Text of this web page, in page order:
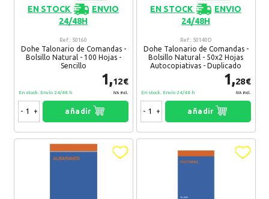
EN STOCK
ENVIO
24/48H
Ref.: 50160
Dohe Talonario de Comandas -
Bolsillo Natural - 100 Hojas -
Sencillo
1,12€
IVA Incl.
En stock. Envío 24/48 h
- + añadir
EN STOCK
ENVIO
24/48H
Ref.: 50140D
Dohe Talonario de Comandas -
Bolsillo Natural - 50x2 Hojas
Autocopiativas - Duplicado
1,28€
IVA Incl.
En stock. Envío 24/48 h
- + añadir